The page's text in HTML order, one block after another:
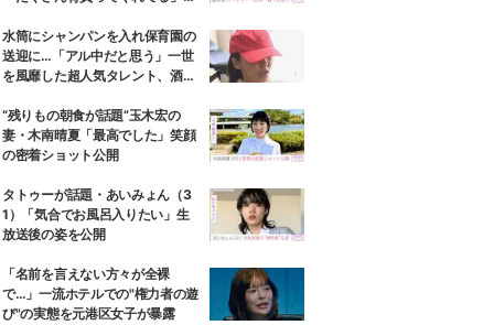
水筒にシャンパンを入れ保育園の
送迎に…「アル中だと思う」一世
を風靡した超人気タレント、酒漬
“残りもの朝食が話題”玉木宏の
妻・木南晴夏「最高でした」笑顔
の密着ショット公開
タトゥーが話題・あいみょん（3
1）「気合でお風呂入りたい」生
放送後の姿を公開
「名前を言えない方々が全裸
で…」一流ホテルでの"権力者の遊
び"の実態を元港区女子が暴露